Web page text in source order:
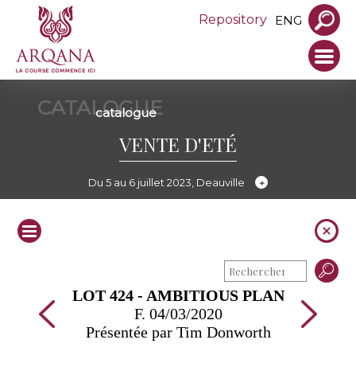
Repository ENG
CATALOGUE
catalogue
VENTE D'ETÉ
Du 5 au 6 juillet 2023, Deauville
LOT 424 - AMBITIOUS PLAN
F. 04/03/2020
Présentée par Tim Donworth